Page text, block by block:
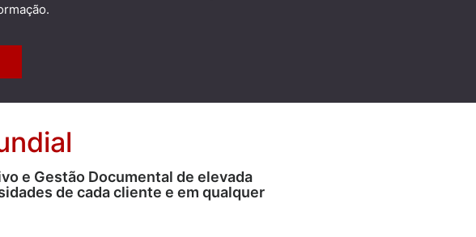
e Gestão Documental de elevada
de cada cliente e em qualquer